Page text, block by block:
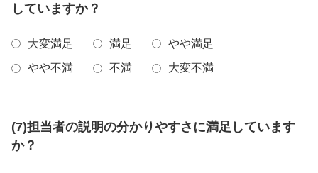
していますか？
大変満足 満足 やや満足
やや不満 不満 大変不満
(7)担当者の説明の分かりやすさに満足しています
か？